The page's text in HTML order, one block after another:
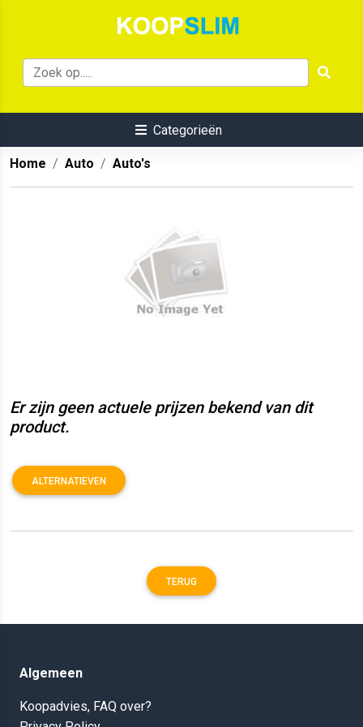
Categorieën
Home Auto Auto's
Er zijn geen actuele prijzen bekend van dit
product.
ALTERNATIEVEN
TERUG
Algemeen
Koopadvies, FAQ over?